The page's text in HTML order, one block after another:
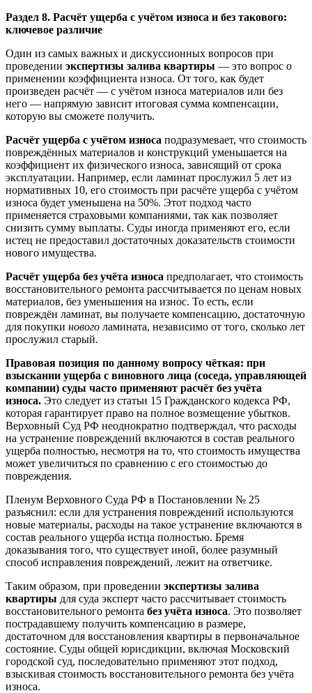
Раздел 8. Расчёт ущерба с учётом износа и без такового:
ключевое различие
Один из самых важных и дискуссионных вопросов при
проведении экспертизы залива квартиры — это вопрос о
применении коэффициента износа. От того, как будет
произведен расчёт — с учётом износа материалов или без
него — напрямую зависит итоговая сумма компенсации,
которую вы сможете получить.
Расчёт ущерба с учётом износа подразумевает, что стоимость
повреждённых материалов и конструкций уменьшается на
коэффициент их физического износа, зависящий от срока
эксплуатации. Например, если ламинат прослужил 5 лет из
нормативных 10, его стоимость при расчёте ущерба с учётом
износа будет уменьшена на 50%. Этот подход часто
применяется страховыми компаниями, так как позволяет
снизить сумму выплаты. Суды иногда применяют его, если
истец не предоставил достаточных доказательств стоимости
нового имущества.
Расчёт ущерба без учёта износа предполагает, что стоимость
восстановительного ремонта рассчитывается по ценам новых
материалов, без уменьшения на износ. То есть, если
повреждён ламинат, вы получаете компенсацию, достаточную
для покупки нового ламината, независимо от того, сколько лет
прослужил старый.
Правовая позиция по данному вопросу чёткая: при
взыскании ущерба с виновного лица (соседа, управляющей
компании) суды часто применяют расчёт без учёта
износа. Это следует из статьи 15 Гражданского кодекса РФ,
которая гарантирует право на полное возмещение убытков.
Верховный Суд РФ неоднократно подтверждал, что расходы
на устранение повреждений включаются в состав реального
ущерба полностью, несмотря на то, что стоимость имущества
может увеличиться по сравнению с его стоимостью до
повреждения.
Пленум Верховного Суда РФ в Постановлении № 25
разъяснил: если для устранения повреждений используются
новые материалы, расходы на такое устранение включаются в
состав реального ущерба истца полностью. Бремя
доказывания того, что существует иной, более разумный
способ исправления повреждений, лежит на ответчике.
Таким образом, при проведении экспертизы залива
квартиры для суда эксперт часто рассчитывает стоимость
восстановительного ремонта без учёта износа. Это позволяет
пострадавшему получить компенсацию в размере,
достаточном для восстановления квартиры в первоначальное
состояние. Суды общей юрисдикции, включая Московский
городской суд, последовательно применяют этот подход,
взыскивая стоимость восстановительного ремонта без учёта
износа.